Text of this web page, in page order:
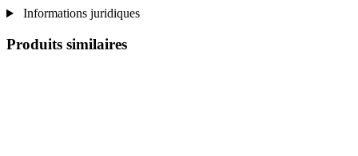
Informations juridiques
Produits similaires